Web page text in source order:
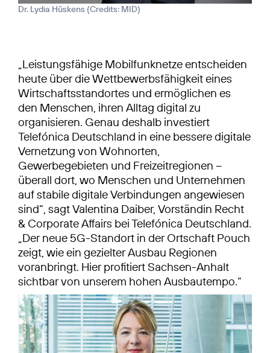
Dr. Lydia Hüskens (Credits: MID)
„Leistungsfähige Mobilfunknetze entscheiden
heute über die Wettbewerbs­fähigkeit eines
Wirtschaftsstandortes und ermöglichen es
den Menschen, ihren Alltag digital zu
organisieren. Genau deshalb investiert
Telefónica Deutschland in eine bessere digitale
Vernetzung von Wohnorten,
Gewerbegebieten und Freizeitregionen –
überall dort, wo Menschen und Unternehmen
auf stabile digitale Verbindungen angewiesen
sind“, sagt Valentina Daiber, Vorständin Recht
& Corporate Affairs bei Telefónica Deutschland.
„Der neue 5G-Standort in der Ortschaft Pouch
zeigt, wie ein gezielter Ausbau Regionen
voranbringt. Hier profitiert Sachsen-Anhalt
sichtbar von unserem hohen Ausbautempo.“